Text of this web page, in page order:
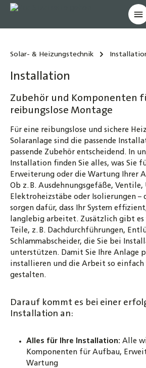
springen
Solar- & Heizungstechnik
Installation
Zubehör und Komponenten
reibungslose Montage
Für eine reibungslose und sichere
Solaranlage sind die passende
passende Zubehör entscheidend. In
Installation finden Sie alles, was Sie
Erweiterung oder die Wartung Ihrer
Ob z. B. Ausdehnungsgefäße,
Elektroheizstäbe oder Isolierungen –
sorgen dafür, dass Ihr System
langlebig arbeitet. Zusätzlich gibt
Teile, z. B. Dachdurchführungen,
Schlammabscheider, die Sie bei
unterstützen. Damit Sie Ihre Anlage
installieren und die Arbeit so einfach
gestalten.
Darauf kommt es bei einer
Installation an:
Alles für Ihre Installation: Alle
Komponenten für Aufbau,
Wartung